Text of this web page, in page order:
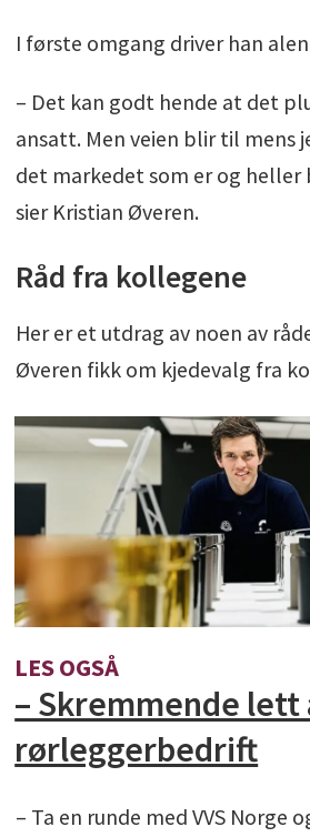
I første omgang driver han
– Det kan godt hende at det
ansatt. Men veien blir til mens
det markedet som er og heller
sier Kristian Øveren.
Råd fra kollegene
Her er et utdrag av noen av
Øveren fikk om kjedevalg fra
LES OGSÅ
– Skremmende lett
rørleggerbedrift
– Ta en runde med VVS Norge